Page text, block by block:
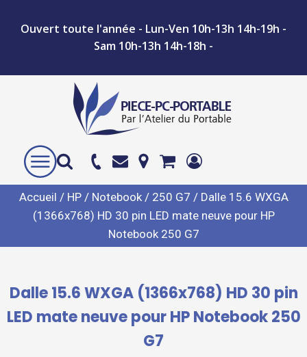
Ouvert toute l'année - Lun-Ven 10h-13h 14h-19h -
Sam 10h-13h 14h-18h -
Accueil / HP/ Notebook/ 250 G7 / Dalle 15.6 WXGA
(1366x768) HD 30 pin LED mate neuve pour HP
Notebook 250 G7
Dalle 15.6 WXGA (1366x768) HD 30 pin
LED mate neuve pour HP Notebook 250
G7